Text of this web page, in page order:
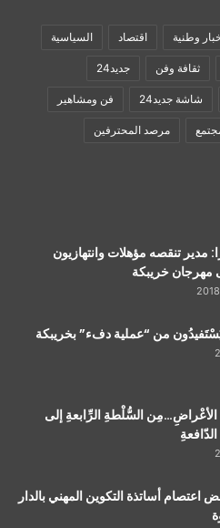
وطنية اقتصاد السياسية
ثقافة وفن جديد24
شاشة جديد24 فن ومشاهير
مرصد المحترفين
مدير تنقصه مؤهلات وانتهازيون
مهرجان خريبكة
السُّلْطةِ الرِّابعةِ إلى
اعتصام أساتذة التكوين المهني بالدار